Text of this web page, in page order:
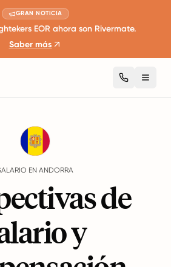
GRAN NOTICIA
EOR ahora son Rivermate.
Saber más
EN ANDORRA
de
y